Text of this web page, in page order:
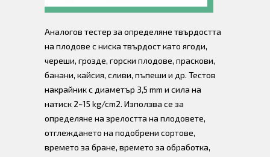
Аналогов тестер за определяне твърдостта
на плодове с ниска твърдост като ягоди,
череши, грозде, горски плодове, праскови,
банани, кайсия, сливи, пъпеши и др. Тестов
накрайник с диаметър 3,5 mm и сила на
натиск 2~15 kg/cm2. Използва се за
определяне на зрелостта на плодовете,
отглеждането на подобрени сортове,
времето за бране, времето за обработка,